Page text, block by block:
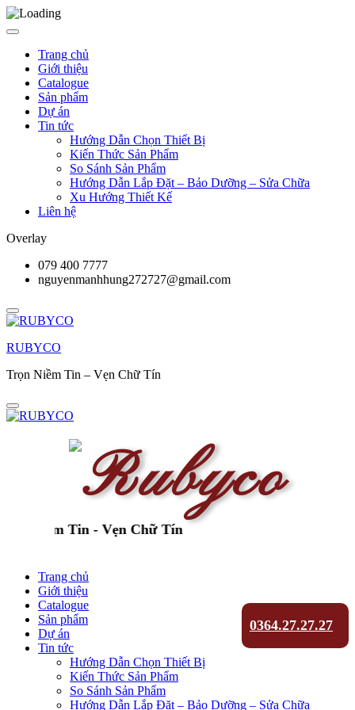
Trang chủ
Giới thiệu
Catalogue
Sản phẩm
Dự án
Tin tức
Hướng Dẫn Chọn Thiết Bị
Kiến Thức Sản Phẩm
So Sánh Sản Phẩm
Hướng Dẫn Lắp Đặt – Bảo Dưỡng – Sửa Chữa
Xu Hướng Thiết Kế
Liên hệ
Overlay
079 400 7777
nguyenmanhhung272727@gmail.com
RUBYCO
Trọn Niềm Tin – Vẹn Chữ Tín
Tin - Vẹn Chữ Tín
0364.27.27.27
Trang chủ
Giới thiệu
Catalogue
Sản phẩm
Dự án
Tin tức
Hướng Dẫn Chọn Thiết Bị
Kiến Thức Sản Phẩm
So Sánh Sản Phẩm
Hướng Dẫn Lắp Đặt – Bảo Dưỡng – Sửa Chữa